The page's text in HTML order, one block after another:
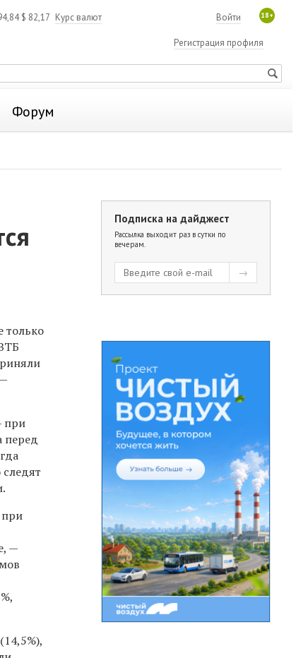
$ 82,17 Курс валют 18+
Войти
Регистрация профиля
Форум
только
при
перед
при
—
Подписка на дайджест
Рассылка выходит раз в сутки по
вечерам.